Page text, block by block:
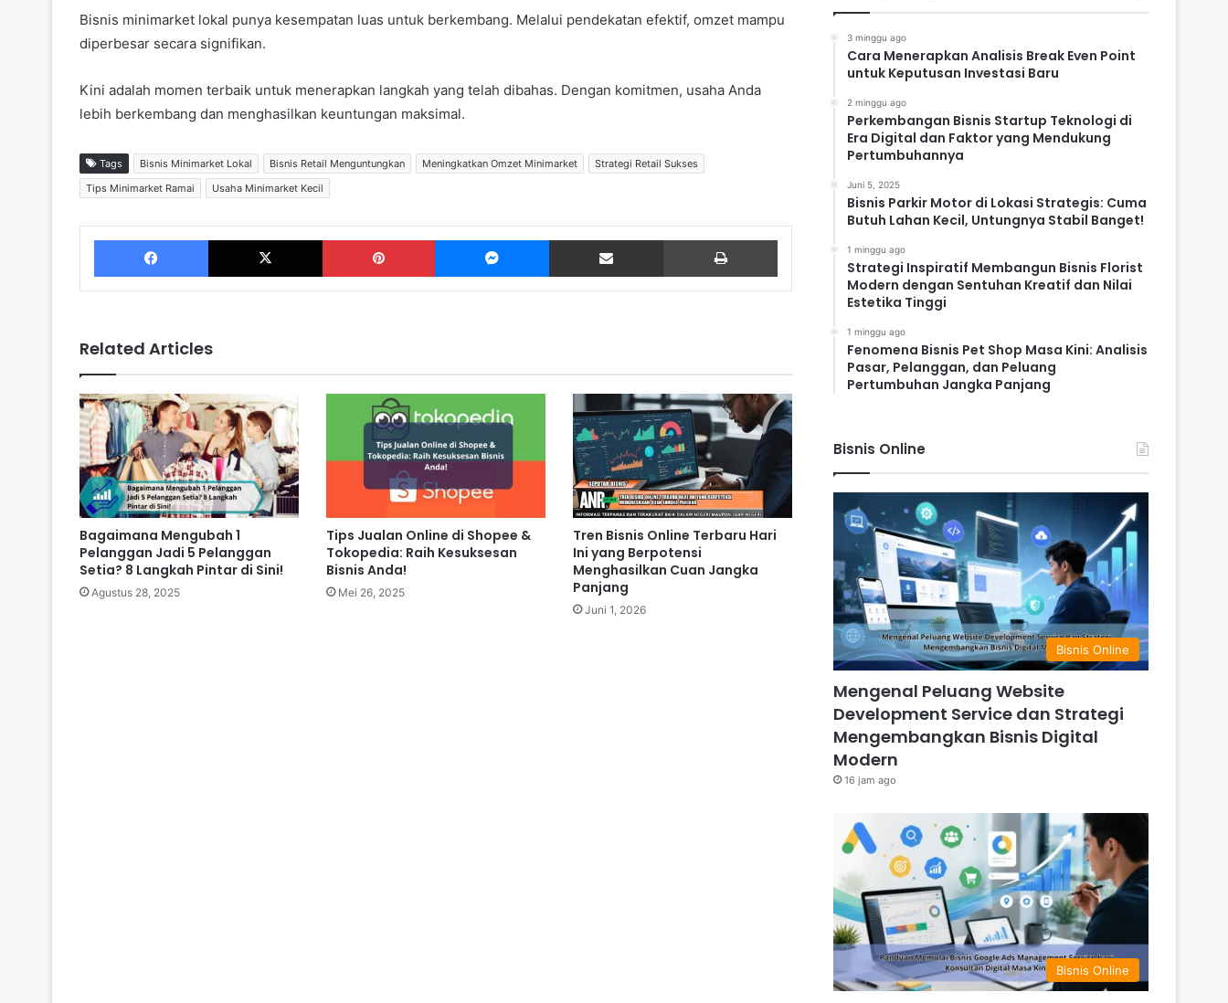
Bisnis minimarket lokal punya kesempatan luas untuk berkembang. Melalui pendekatan efektif, omzet mampu
diperbesar secara signifikan.
Kini adalah momen terbaik untuk menerapkan langkah yang telah dibahas. Dengan komitmen, usaha Anda
lebih berkembang dan menghasilkan keuntungan maksimal.
Tags Bisnis Minimarket Lokal Bisnis Retail Menguntungkan Meningkatkan Omzet Minimarket
Strategi Retail Sukses
Tips Minimarket Ramai
Usaha Minimarket Kecil
Facebook X Pinterest Messenger Share via Email
Related Articles
Bagaimana Mengubah 1
Pelanggan Jadi 5 Pelanggan
Setia? 8 Langkah Pintar di Sini!
Agustus 28, 2025
Tips Jualan Online di Shopee &
Tokopedia: Raih Kesuksesan
Bisnis Anda!
Mei 26, 2025
Tren Bisnis Online Terbaru Hari
Ini yang Berpotensi
Menghasilkan Cuan Jangka
Panjang
Juni 1, 2026
3 minggu ago
Cara Menerapkan Analisis Break Even Point
untuk Keputusan Investasi Baru
2 minggu ago
Perkembangan Bisnis Startup Teknologi di
Era Digital dan Faktor yang Mendukung
Pertumbuhannya
Juni 5, 2025
Bisnis Parkir Motor di Lokasi Strategis: Cuma
Butuh Lahan Kecil, Untungnya Stabil Banget!
1 minggu ago
Strategi Inspiratif Membangun Bisnis Florist
Modern dengan Sentuhan Kreatif dan Nilai
Estetika Tinggi
1 minggu ago
Fenomena Bisnis Pet Shop Masa Kini: Analisis
Pasar, Pelanggan, dan Peluang
Pertumbuhan Jangka Panjang
Bisnis Online
Bisnis Online
Mengenal Peluang Website
Development Service dan Strategi
Mengembangkan Bisnis Digital
Modern
16 jam ago
Bisnis Online